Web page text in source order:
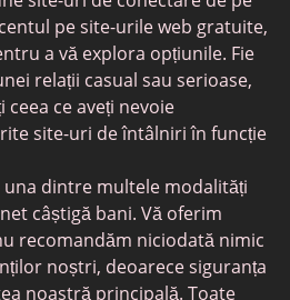
pe site-urile web gratuite,
a vă explora opțiunile. Fie
relații casual sau serioase,
ce aveți nevoie
site-uri de întâlniri în funcție
dintre multele modalități
câștigă bani. Vă oferim
recomandăm niciodată nimic
noștri, deoarece siguranța
noastră principală. Toate